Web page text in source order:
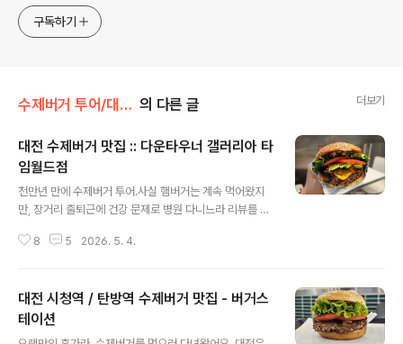
구독하기
수제버거 투어/대전&충청도 의 다른 글 더보기
대전 수제버거 맛집 :: 다운타우너 갤러리아 타
임월드점
천만년 만에 수제버거 투어.사실 햄버거는 계속 먹어왔지
만, 장거리 출퇴근에 건강 문제로 병원 다니느라 리뷰를 남
기가 영 쉽지 않았다. 다운타우너는 아보카도 버거가 인기
가 살고 있는 대전에도 매장이 있더라구요. 참고 : 안국역/
북촌 맛집 - 다운타우너 안국(2020년 방문 리뷰) 다운타
우너 갤러리아 타임월드점 📍위치대전 갤러리아백화점 타
8 5 2026. 5. 4.
대전 시청역 / 탄방역 수제버거 맛집 - 버거스
테이션